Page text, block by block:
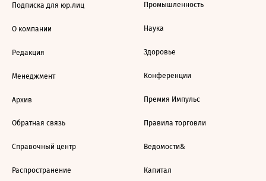
Подписка для юр.лиц
О компании
Редакция
Менеджмент
Архив
Обратная связь
Справочный центр
Распространение
Промышленность
Наука
Здоровье
Конференции
Премия Импульс
Правила торговли
Ведомости&
Капитал